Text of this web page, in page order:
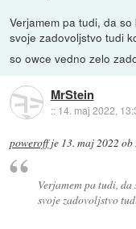
Verjamem pa tudi, da
svoje zadovoljstvo tudi
so owce vedno zelo
MrStein
:: 14. maj 2022,
poweroffje 13. maj 2022
Verjamem pa tudi,
svoje zadovoljstvo